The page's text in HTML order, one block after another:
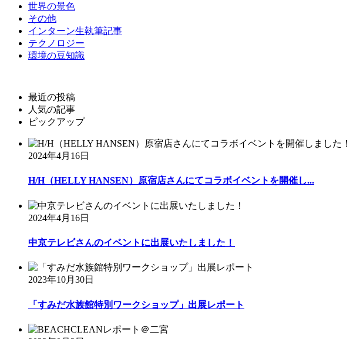
世界の景色
その他
インターン生執筆記事
テクノロジー
環境の豆知識
最近の投稿
人気の記事
ピックアップ
2024年4月16日
H/H（HELLY HANSEN）原宿店さんにてコラボイベントを開催し...
2024年4月16日
中京テレビさんのイベントに出展いたしました！
2023年10月30日
「すみだ水族館特別ワークショップ」出展レポート